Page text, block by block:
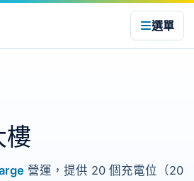
選單
樓
營運，提供 20 個充電位（20